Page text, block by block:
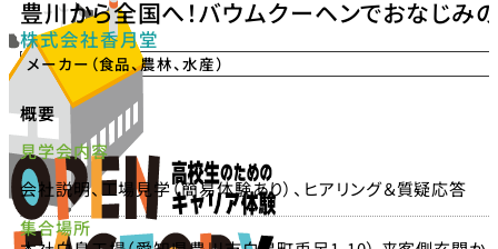
豊川から全国へ！バウムクーヘンでおなじみ
株式会社香月堂
メーカー（食品、農林、水産）
概要
見学会内容
会社説明、工場見学（簡易体験あり）、ヒアリング＆質疑応答
集合場所